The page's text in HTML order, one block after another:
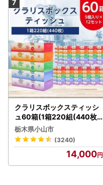
クラリスボックスティッシ
ュ60箱(1箱220組(440枚))
(5個入り×12セット)【配送
不可地域：離島・沖縄県】
【1256759】
栃木県小山市
(3240)
14,000